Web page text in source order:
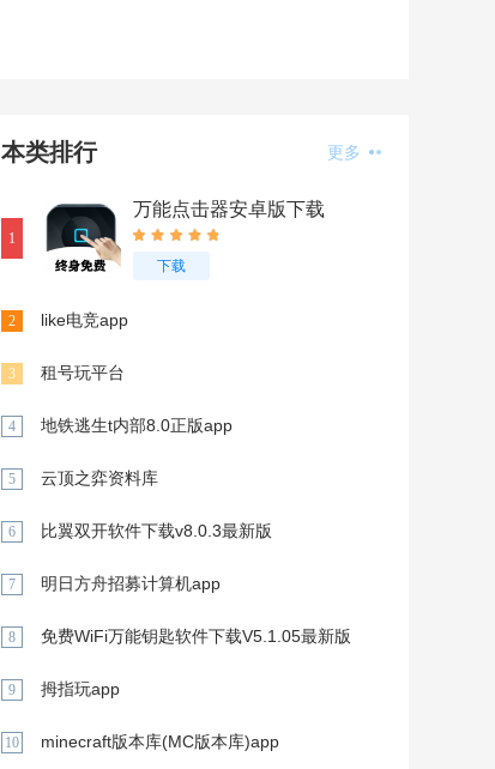
本类排行 更多
1
万能点击器安卓版下载
v4.3.2
下载
2 like电竞app
3 租号玩平台
4 地铁逃生t内部8.0正版app
5 云顶之弈资料库
6 比翼双开软件下载v8.0.3最新版
7 明日方舟招募计算机app
8 免费WiFi万能钥匙软件下载V5.1.05最新版
9 拇指玩app
10 minecraft版本库(MC版本库)app